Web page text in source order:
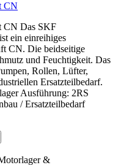
CN
CN Das SKF
ein einreihiges
CN. Die beidseitige
und Feuchtigkeit. Das
Rollen, Lüfter,
Ersatzteilbedarf.
Ausführung: 2RS
/ Ersatzteilbedarf